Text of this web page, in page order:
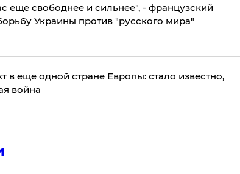
еще свободнее и сильнее", - французский
Украины против "русского мира"
в еще одной стране Европы: стало известно,
война